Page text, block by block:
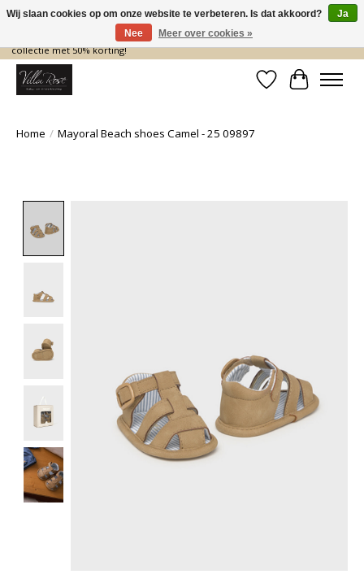
De nieuwe collectie komt eraan… en wij maken ruimte! Shop nu de zomer
collectie met 50% korting!
Verlanglijst
Home / Mayoral Beach shoes Camel - 25 09897
Wij slaan cookies op om onze website te verbeteren. Is dat akkoord?
Ja
Nee
Meer over cookies »